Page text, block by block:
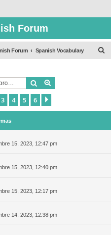
Forum
Forum Spanish Vocabulary
Buscar
3 4 5 6
15, 2023, 12:47 pm
15, 2023, 12:40 pm
15, 2023, 12:17 pm
14, 2023, 12:38 pm